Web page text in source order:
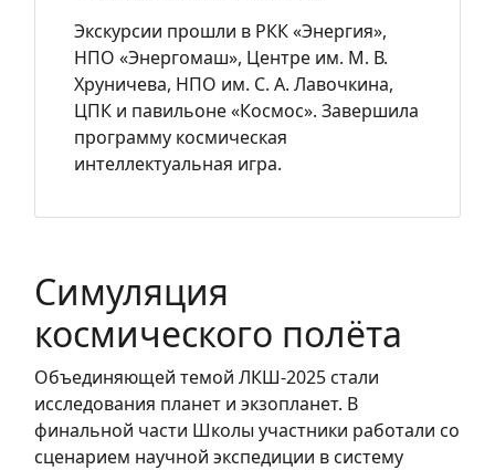
Экскурсии прошли в РКК «Энергия»,
НПО «Энергомаш», Центре им. М. В.
Хруничева, НПО им. С. А. Лавочкина,
ЦПК и павильоне «Космос». Завершила
программу космическая
интеллектуальная игра.
Симуляция
космического полёта
Объединяющей темой ЛКШ-2025 стали
исследования планет и экзопланет. В
финальной части Школы участники работали со
сценарием научной экспедиции в систему